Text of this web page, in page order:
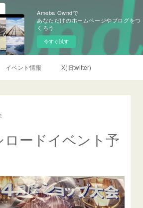
Ameba Owndで
あなただけのホームページやブログをつ
くろう
今すぐ試す
イベント情報 X(旧twitter)
ードイベント予